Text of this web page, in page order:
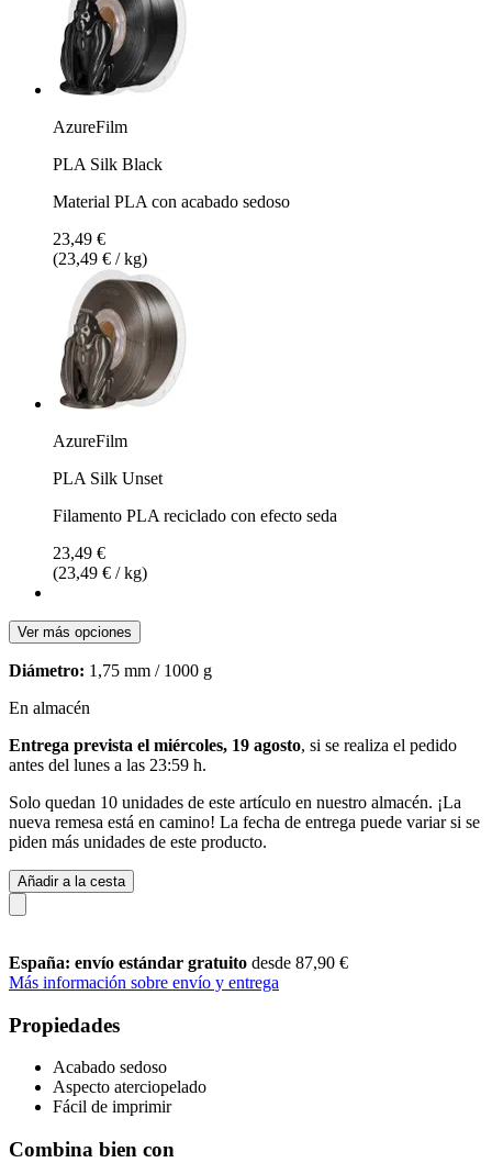
AzureFilm
PLA Silk Black
Material PLA con acabado sedoso
23,49 €
(23,49 € / kg)
AzureFilm
PLA Silk Unset
Filamento PLA reciclado con efecto seda
23,49 €
(23,49 € / kg)
Ver más opciones
Diámetro: 1,75 mm / 1000 g
En almacén
Entrega prevista el miércoles, 19 agosto, si se realiza el pedido
antes del lunes a las 23:59 h.
Solo quedan 10 unidades de este artículo en nuestro almacén. ¡La
nueva remesa está en camino! La fecha de entrega puede variar si se
piden más unidades de este producto.
Añadir a la cesta
España: envío estándar gratuito desde 87,90 €
Más información sobre envío y entrega
Propiedades
Acabado sedoso
Aspecto aterciopelado
Fácil de imprimir
Combina bien con